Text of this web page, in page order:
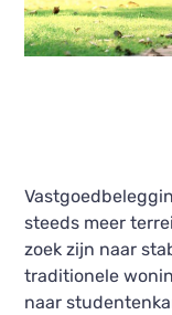
steeds meer
zoek zijn naar
traditionele
naar